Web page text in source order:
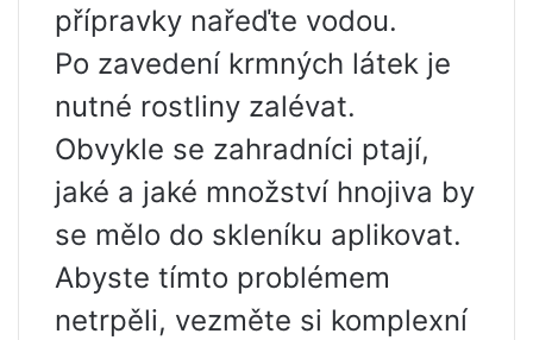
přípravky nařeďte vodou.
Po zavedení krmných látek je
nutné rostliny zalévat.
Obvykle se zahradníci ptají,
jaké a jaké množství hnojiva by
se mělo do skleníku aplikovat.
Abyste tímto problémem
netrpěli, vezměte si komplexní